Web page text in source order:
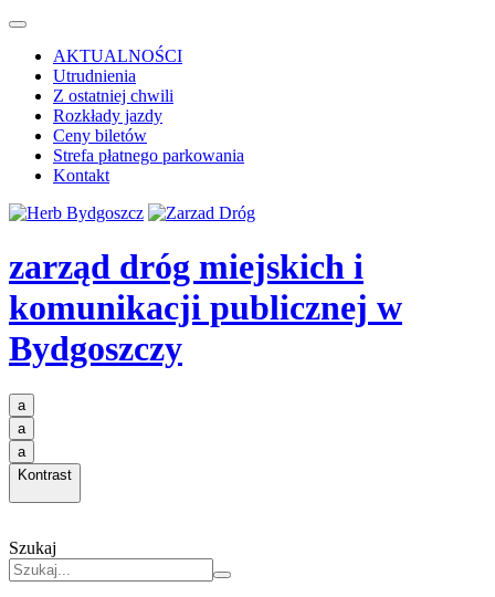
AKTUALNOŚCI
Utrudnienia
Z ostatniej chwili
Rozkłady jazdy
Ceny biletów
Strefa płatnego parkowania
Kontakt
zarząd dróg miejskich i
komunikacji publicznej w
Bydgoszczy
a
a
a
Kontrast
Szukaj